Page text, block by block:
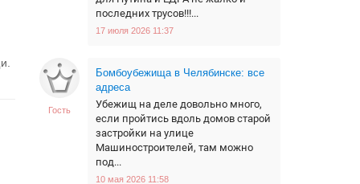
последних трусов!!!...
17 июля 2026 11:37
Гость
Бомбоубежища в Челябинске: все
адреса
Убежищ на деле довольно много,
если пройтись вдоль домов старой
застройки на улице
Машиностроителей, там можно
под...
10 мая 2026 11:58